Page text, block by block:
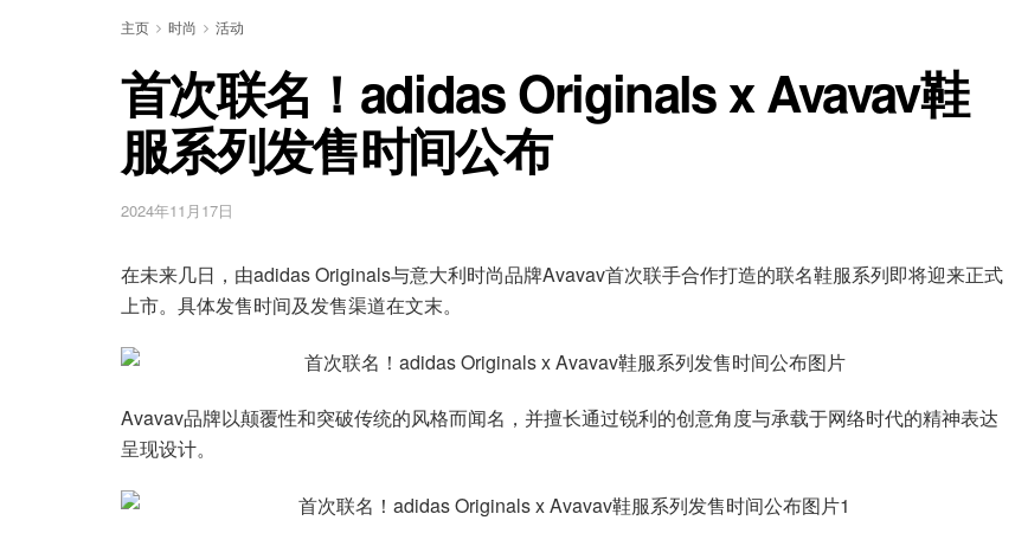
主页 时尚 活动
首次联名！adidas Originals x Avavav鞋
服系列发售时间公布
2024年11月17日
在未来几日，由adidas Originals与意大利时尚品牌Avavav首次联手合作打造的联名鞋服系列即将迎来正式
上市。具体发售时间及发售渠道在文末。
Avavav品牌以颠覆性和突破传统的风格而闻名，并擅长通过锐利的创意角度与承载于网络时代的精神表达
呈现设计。